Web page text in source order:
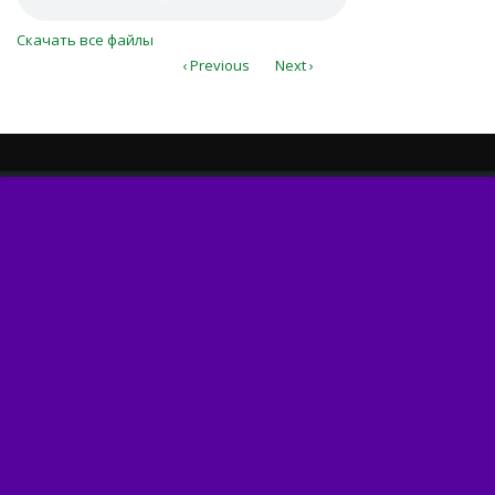
Скачать все файлы
‹ Previous
Next ›